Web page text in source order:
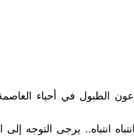
الطبول في أحياء
يرجى التوجه إلى